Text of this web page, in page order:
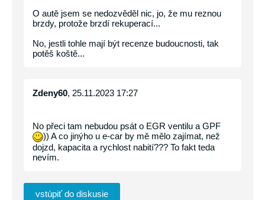
O autě jsem se nedozvěděl nic, jo, že mu reznou
brzdy, protože brzdí rekuperací...
No, jestli tohle mají být recenze budoucnosti, tak
potěš koště...
Zdeny60, 25.11.2023 17:27
No přeci tam nebudou psát o EGR ventilu a GPF
)) A co jinýho u e-car by mě mělo zajímat, než
dojzd, kapacita a rychlost nabití??? To fakt teda
nevím.
vstúpiť do diskusie